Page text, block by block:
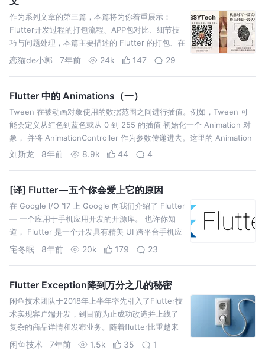
作为系列文章的第三篇，本篇将为你着重展示：
Flutter开发过程的打包流程、APP包对比、细节技
巧与问题处理，本篇主要描述的 Flutter 的打包、在
开发过程中遇到的各类问题与细节，算是对上两篇
恋猫de小郭 7年前 24k 147 29
Flutter 中的 Animations（一）
Tween 在被动画对象使用的数据范围之间进行插值。例如，Tween 可
能会定义从红色到蓝色或从 0 到 255 的插值 初始化一个 Animation 对
象， 并将 AnimationController 作为参数传递进去。这里的 Animation
对象是通过 Tween …
刘斯龙 8年前 8.9k 44 4
[译] Flutter — 五个你会爱上它的原因
在 Google I/O ’17 上 Google 向我们介绍了 Flutter
— 一个应用于手机应用开发的开源库。 也许你知
道， Flutter 是一个开发具有精美 UI 跨平台手机应
用的解决方案。Flutter 设计界面的方式和 web 应
宅冬眠 8年前 20k 179 23
Flutter Exception降到万分之几的秘密
闲鱼技术团队于2018年上半年率先引入了Flutter技
术实现客户端开发，到目前为止成功改造并上线了
复杂的商品详情和发布业务。随着flutter比重越来
越多，我们开始大力治理flutter的exception,起初
闲鱼技术 7年前 1.5k 35 1